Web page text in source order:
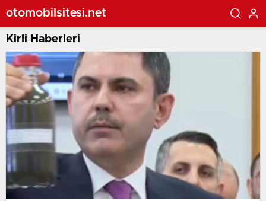
otomobilsitesi.net
Kirli Haberleri